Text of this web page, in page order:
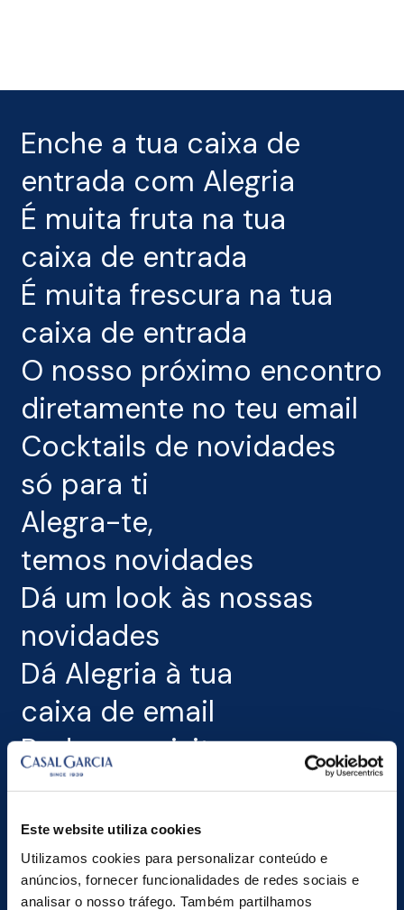
Este website utiliza cookies
Utilizamos cookies para personalizar conteúdo e
anúncios, fornecer funcionalidades de redes sociais e
analisar o nosso tráfego. Também partilhamos
content
Enche a tua caixa de
entrada com Alegria
É muita fruta na tua
caixa de entrada
É muita frescura na tua
caixa de entrada
O nosso próximo encontro
diretamente no teu email
Cocktails de novidades
só para ti
Alegra-te,
temos novidades
Dá um look às nossas
novidades
Dá Alegria à tua
caixa de email
Podemos visitar o
teu email?
Não percas nada
desta história
Subscreve a nossa newsletter